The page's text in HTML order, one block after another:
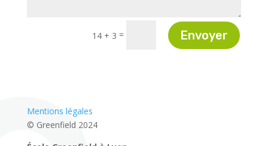
14 + 3 = Envoyer
Mentions légales
© Greenfield 2024